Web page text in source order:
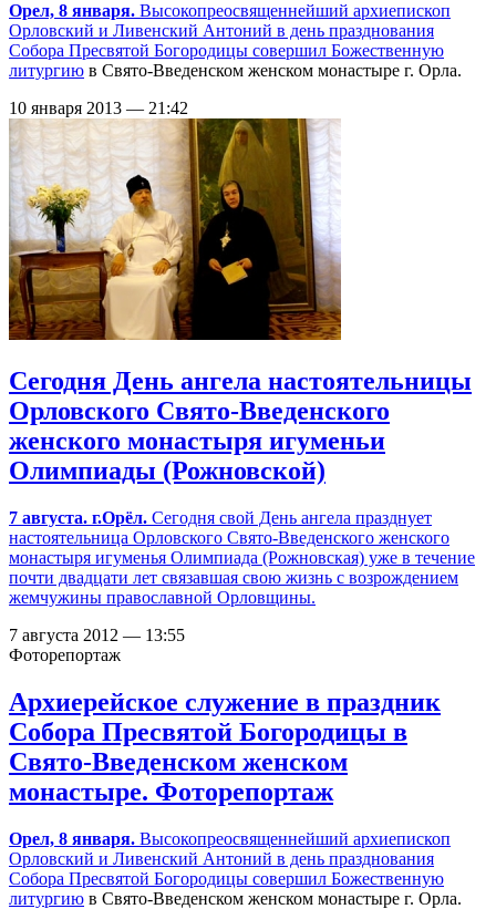
Орел, 8 января. Высокопреосвященнейший архиепископ
Орловский и Ливенский Антоний в день празднования
Собора Пресвятой Богородицы совершил Божественную
литургию в Свято-Введенском женском монастыре г. Орла.
10 января 2013 — 21:42
Сегодня День ангела настоятельницы
Орловского Свято-Введенского
женского монастыря игуменьи
Олимпиады (Рожновской)
7 августа. г.Орёл. Сегодня свой День ангела празднует
настоятельница Орловского Свято-Введенского женского
монастыря игуменья Олимпиада (Рожновская) уже в течение
почти двадцати лет связавшая свою жизнь с возрождением
жемчужины православной Орловщины.
7 августа 2012 — 13:55
Фоторепортаж
Архиерейское служение в праздник
Собора Пресвятой Богородицы в
Свято-Введенском женском
монастыре. Фоторепортаж
Орел, 8 января. Высокопреосвященнейший архиепископ
Орловский и Ливенский Антоний в день празднования
Собора Пресвятой Богородицы совершил Божественную
литургию в Свято-Введенском женском монастыре г. Орла.